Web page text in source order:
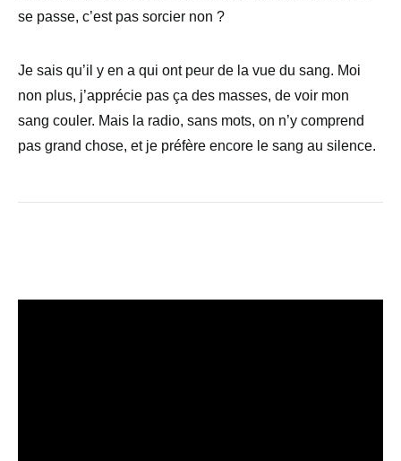
se passe, c’est pas sorcier non ?
Je sais qu’il y en a qui ont peur de la vue du sang. Moi
non plus, j’apprécie pas ça des masses, de voir mon
sang couler. Mais la radio, sans mots, on n’y comprend
pas grand chose, et je préfère encore le sang au silence.